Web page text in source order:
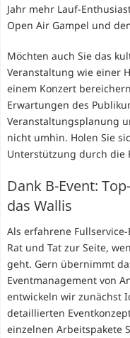
Jahr mehr Lauf-
Open Air Gampel und
Möchten auch Sie das
Veranstaltung wie einer
einem Konzert
Erwartungen des
Veranstaltungsplanung
nicht umhin. Holen Sie
Unterstützung durch die
Dank B-Event:
das Wallis
Als erfahrene
Rat und Tat zur Seite,
geht. Gern übernimmt
Eventmanagement von
entwickeln wir zunächst
detaillierten
einzelnen Arbeitspakete